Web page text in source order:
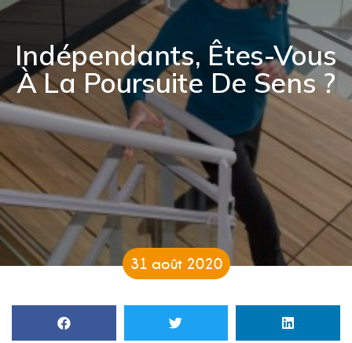
Indépendants, Êtes-Vous
À La Poursuite De Sens ?
31 août 2020